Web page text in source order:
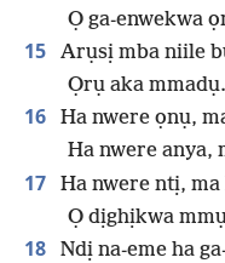
Ọ ga-enwekwa
15 Arụsị mba niile
Ọrụ aka mmadụ.
16 Ha nwere ọnụ,
Ha nwere anya,
17 Ha nwere ntị,
Ọ dịghịkwa
18 Ndị na-eme ha